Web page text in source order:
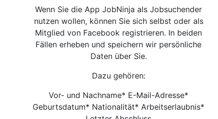
Wenn Sie die App JobNinja als Jobsuchender
nutzen wollen, können Sie sich selbst oder als
Mitglied von Facebook registrieren. In beiden
Fällen erheben und speichern wir persönliche
Daten über Sie.
Dazu gehören:
Vor- und Nachname* E-Mail-Adresse*
Geburtsdatum* Nationalität* Arbeitserlaubnis*